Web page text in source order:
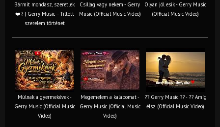
Bármit mondasz, szeretlek
❤️‍? | Gerry Music – Tiltott
szerelem történet
Csillag vagy nekem - Gerry
Music (Official Music Video)
Olyan jól esik - Gerry Music
(Official Music Video)
Múlnak a gyermekévek -
Gerry Music (Official Music
Video)
Megemelem a kalapomat -
Gerry Music (Official Music
Video)
?? Gerry Music ?? - ?? Amíg
élsz (Official Music Video)